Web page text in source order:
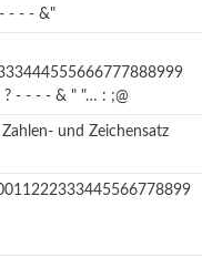
- - - &"
- - - - & " "… : ;@
und Zeichensatz